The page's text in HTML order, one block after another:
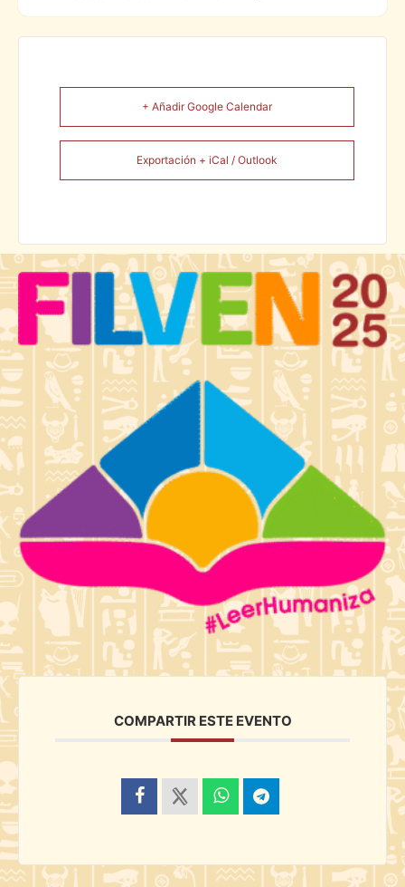
+ Añadir Google Calendar
Exportación + iCal / Outlook
COMPARTIR ESTE EVENTO